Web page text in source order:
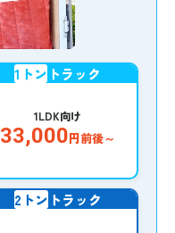
1トン トラック
1LDK向け
33,000円前後～
2トン トラック